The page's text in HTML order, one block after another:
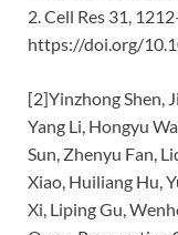
2. Cell Res 31,
https://doi.org/
[2]Yinzhong Shen,
Yang Li, Hongyu
Sun, Zhenyu Fan,
Xiao, Huiliang Hu,
Xi, Liping Gu,